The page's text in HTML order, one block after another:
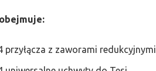
przyłącza z zaworami